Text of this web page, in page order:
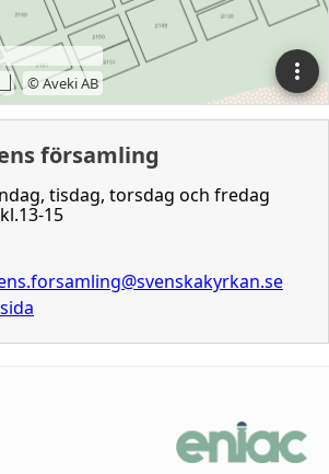
församling
tisdag, torsdag och fredag
15